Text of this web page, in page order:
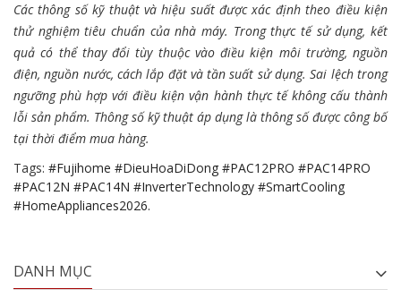
Các thông số kỹ thuật và hiệu suất được xác định theo điều kiện
thử nghiệm tiêu chuẩn của nhà máy. Trong thực tế sử dụng, kết
quả có thể thay đổi tùy thuộc vào điều kiện môi trường, nguồn
điện, nguồn nước, cách lắp đặt và tần suất sử dụng. Sai lệch trong
ngưỡng phù hợp với điều kiện vận hành thực tế không cấu thành
lỗi sản phẩm. Thông số kỹ thuật áp dụng là thông số được công bố
tại thời điểm mua hàng.
Tags: #Fujihome #DieuHoaDiDong #PAC12PRO #PAC14PRO
#PAC12N #PAC14N #InverterTechnology #SmartCooling
#HomeAppliances2026.
DANH MỤC